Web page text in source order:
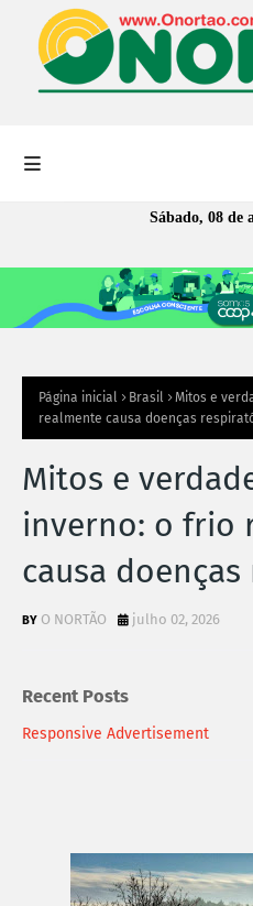
Sábado, 08 de
Página inicial Brasil
Mitos e
realmente causa doenças
Mitos e
inverno: o frio
causa
O NORTÃO julho 02, 2026
Recent Posts
Responsive Advertisement